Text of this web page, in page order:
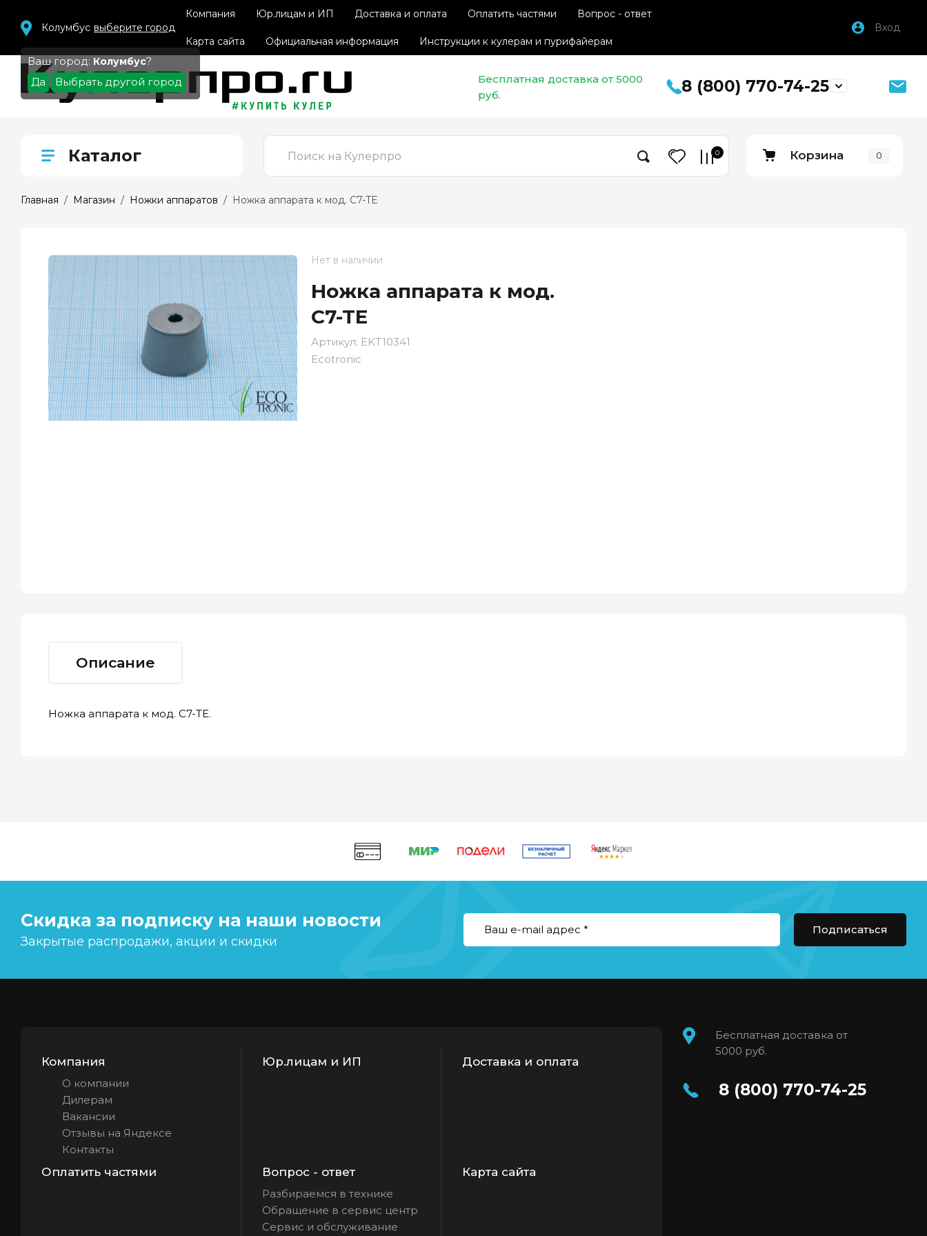
Колумбус выберите город
Ваш город: Колумбус?
Да
Выбрать другой город
Компания Юр.лицам и ИП Доставка и оплата Оплатить частями Вопрос - ответ
Карта сайта Официальная информация Инструкции к кулерам и пурифайерам
Вход
Бесплатная доставка от 5000
руб.
8 (800) 770-74-25
Каталог 0 Корзина 0
Главная / Магазин / Ножки аппаратов /  Ножка аппарата к мод. C7-TE
Нет в наличии
Ножка аппарата к мод.
C7-TE
Артикул: EKT10341
Ecotronic
Описание
Ножка аппарата к мод. C7-TE.
Скидка за подписку на наши новости
Закрытые распродажи, акции и скидки
Подписаться
Компания
О компании
Дилерам
Вакансии
Отзывы на Яндексе
Контакты
Юр.лицам и ИП Доставка и оплата
Оплатить частями Вопрос - ответ
Разбираемся в технике
Обращение в сервис центр
Сервис и обслуживание
Карта сайта
Бесплатная доставка от
5000 руб.
8 (800) 770-74-25